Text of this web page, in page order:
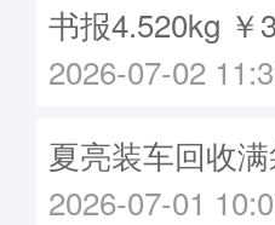
书报4.520kg ￥
2026-07-02
夏亮装车回收
2026-07-01